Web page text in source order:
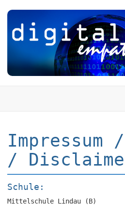
/
Schule:
Mittelschule Lindau (B)